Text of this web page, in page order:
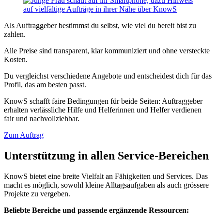
Als Auftraggeber bestimmst du selbst, wie viel du bereit bist zu
zahlen.
Alle Preise sind transparent, klar kommuniziert und ohne versteckte
Kosten.
Du vergleichst verschiedene Angebote und entscheidest dich für das
Profil, das am besten passt.
KnowS schafft faire Bedingungen für beide Seiten: Auftraggeber
erhalten verlässliche Hilfe und Helferinnen und Helfer verdienen
fair und nachvollziehbar.
Zum Auftrag
Unterstützung in allen Service-Bereichen
KnowS bietet eine breite Vielfalt an Fähigkeiten und Services. Das
macht es möglich, sowohl kleine Alltagsaufgaben als auch grössere
Projekte zu vergeben.
Beliebte Bereiche und passende ergänzende Ressourcen: